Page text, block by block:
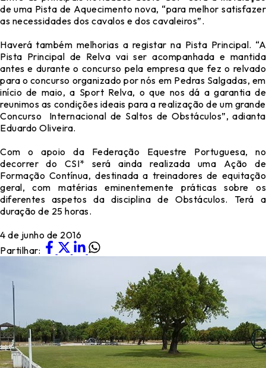
de uma Pista de Aquecimento nova, “para melhor satisfazer
as necessidades dos cavalos e dos cavaleiros”.
Haverá também melhorias a registar na Pista Principal. “A
Pista Principal de Relva vai ser acompanhada e mantida
antes e durante o concurso pela empresa que fez o relvado
para o concurso organizado por nós em Pedras Salgadas, em
início de maio, a Sport Relva, o que nos dá a garantia de
reunimos as condições ideais para a realização de um grande
Concurso Internacional de Saltos de Obstáculos”, adianta
Eduardo Oliveira.
Com o apoio da Federação Equestre Portuguesa, no
decorrer do CSI* será ainda realizada uma Ação de
Formação Contínua, destinada a treinadores de equitação
geral, com matérias eminentemente práticas sobre os
diferentes aspetos da disciplina de Obstáculos. Terá a
duração de 25 horas.
4 de junho de 2016
Partilhar: